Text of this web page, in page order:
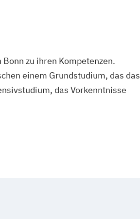
zu ihren Kompetenzen.
einem Grundstudium, das das
das Vorkenntnisse